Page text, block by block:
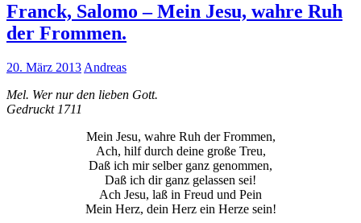
Franck, Salomo – Mein Jesu, wahre Ruh
der Frommen.
20. März 2013 Andreas
Mel. Wer nur den lieben Gott.
Gedruckt 1711
Mein Jesu, wahre Ruh der Frommen,
Ach, hilf durch deine große Treu,
Daß ich mir selber ganz genommen,
Daß ich dir ganz gelassen sei!
Ach Jesu, laß in Freud und Pein
Mein Herz, dein Herz ein Herze sein!